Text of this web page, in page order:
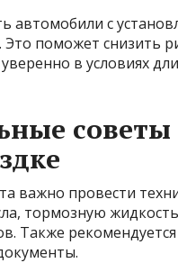
автомобили с
Это поможет снизить
в условиях
советы
важно провести
тормозную
Также